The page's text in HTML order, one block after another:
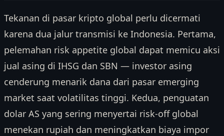
Tekanan di pasar kripto global perlu dicermati
karena dua jalur transmisi ke Indonesia. Pertama,
pelemahan risk appetite global dapat memicu aksi
jual asing di IHSG dan SBN — investor asing
cenderung menarik dana dari pasar emerging
market saat volatilitas tinggi. Kedua, penguatan
dolar AS yang sering menyertai risk-off global
menekan rupiah dan meningkatkan biaya impor